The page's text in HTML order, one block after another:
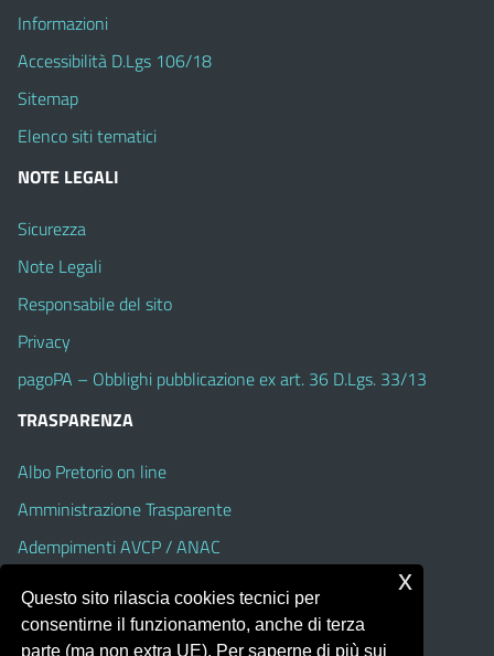
Informazioni
Accessibilità D.Lgs 106/18
Sitemap
Elenco siti tematici
NOTE LEGALI
Sicurezza
Note Legali
Responsabile del sito
Privacy
pagoPA – Obblighi pubblicazione ex art. 36 D.Lgs. 33/13
TRASPARENZA
Albo Pretorio on line
Amministrazione Trasparente
Adempimenti AVCP / ANAC
Accesso Civico
Dichiarazione di accessibilità
Questo sito rilascia cookies tecnici per
consentirne il funzionamento, anche di terza
parte (ma non extra UE). Per saperne di più sui
x